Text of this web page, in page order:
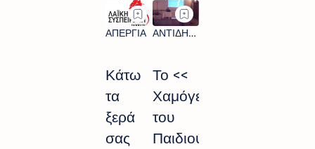
Κάτω
τα
ξερά
σας
Το <<
Χαμόγελο
του
Παιδιού